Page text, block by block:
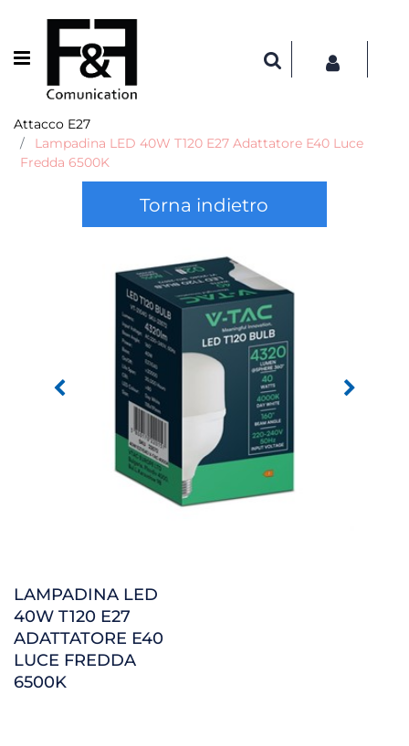
Open menu
Attacco E27
Lampadina LED 40W T120 E27 Adattatore E40 Luce
Fredda 6500K
Torna indietro
LAMPADINA LED
40W T120 E27
ADATTATORE E40
LUCE FREDDA
6500K